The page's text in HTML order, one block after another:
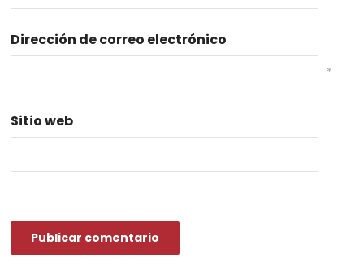
Dirección de correo electrónico
*
Sitio web